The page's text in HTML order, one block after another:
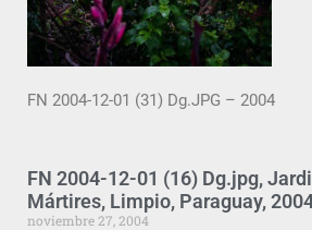
FN 2004-12-01 (31) Dg.JPG – 2004
FN 2004-12-01 (16) Dg.jpg,
Mártires, Limpio, Paraguay,
noviembre 27, 2004